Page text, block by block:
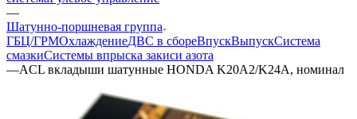
—
Шатунно-поршневая группа
ГБЦ/ГРМОхлаждениеДВС в сбореВпускВыпускСистема
смазкиСистемы впрыска закиси азота
—ACL вкладыши шатунные HONDA K20A2/K24A, номинал